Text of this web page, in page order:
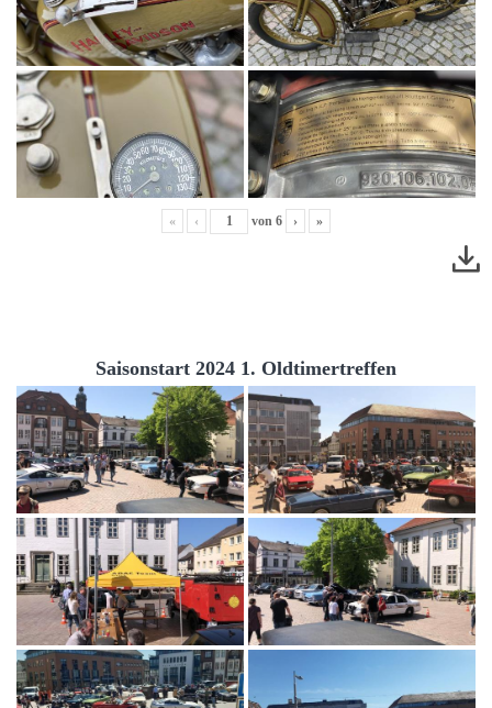
« ‹ von 6 › »
Saisonstart 2024 1. Oldtimertreffen